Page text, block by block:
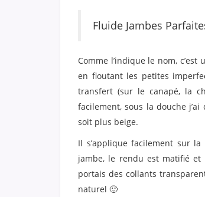
Fluide Jambes
Comme l’indique le nom, c’est
en floutant les petites
transfert (sur le canapé, la
facilement, sous la douche
soit plus beige.
Il s’applique facilement sur
jambe, le rendu est matifié
portais des collants
naturel 🙂